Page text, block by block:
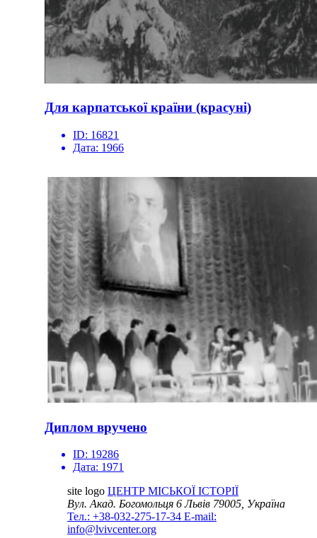
Для карпатської країни (красуні)
ID: 16821
Дата: 1966
Диплом вручено
ID: 19286
Дата: 1971
site logo ЦЕНТР МІСЬКОЇ ІСТОРІЇ
Вул. Акад. Богомольця 6Львів 79005, Україна
Тел.: +38-032-275-17-34 E-mail:
info@lvivcenter.org